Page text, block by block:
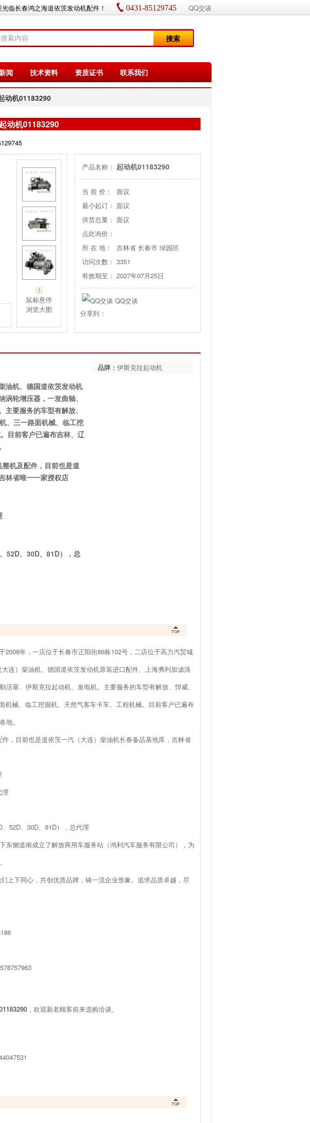
临长春鸿之海道依茨发动机配件！ 0431-85129745 QQ交谈
搜索
闻 技术资料 资质证书
联系我们
动机01183290
起动机01183290
鼠标悬停
浏览大图
产品名称： 起动机01183290
当 前 价：
面议
最小起订： 面议
供货总量： 面议
点此询价：
所 在 地：
吉林省 长春市 绿园区
访问次数： 3351
有效期至： 2027年07月25日
QQ交谈
分享到：
油机、德国道依茨发动机
轮增压器，一发曲轴、
要服务的车型有解放、
、三一路面机械、临工挖
目前客户已遍布吉林、辽
机及配件，目前也是道
林省唯一一家授权店
52D、30D、81D），总
品牌： 伊斯克拉起动机
2008年，一店位于长春市正阳街86栋102号，二店位于高力汽贸城
连）柴油机、德国道依茨发动机原装进口配件、上海弗列加滤清
塞、伊斯克拉起动机、发电机。主要服务的车型有解放、悍威、
机械、临工挖掘机、天然气客车卡车、工程机械。目前客户已遍布
地。
，目前也是道依茨一汽（大连）柴油机长春备品基地库，吉林省
、30D、81D），总代理
侧道南成立了解放商用车服务站（鸿利汽车服务有限公司），为
上下同心，共创优质品牌，铸一流企业形象。追求品质卓越，尽
，欢迎新老顾客前来选购洽谈。